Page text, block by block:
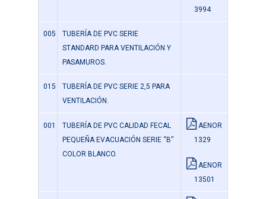
3994
005
TUBERÍA DE PVC SERIE
STANDARD PARA VENTILACIÓN Y
PASAMUROS.
015
TUBERÍA DE PVC SERIE 2,5 PARA
VENTILACIÓN.
001
TUBERÍA DE PVC CALIDAD FECAL
PEQUEÑA EVACUACIÓN SERIE “B”
COLOR BLANCO.
AENOR
1329
AENOR
13501